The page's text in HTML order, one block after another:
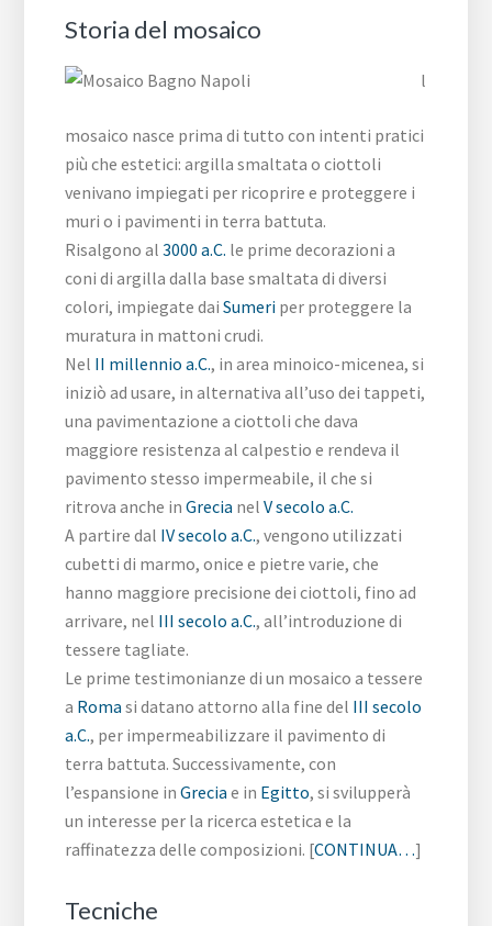
Storia del mosaico
l
mosaico nasce prima di tutto con intenti pratici
più che estetici: argilla smaltata o ciottoli
venivano impiegati per ricoprire e proteggere i
muri o i pavimenti in terra battuta.
Risalgono al3000 a.C. le prime decorazioni a
coni di argilla dalla base smaltata di diversi
colori, impiegate daiSumeri per proteggere la
muratura in mattoni crudi.
Nel II millennio a.C., in area minoico-micenea, si
iniziò ad usare, in alternativa all’uso dei tappeti,
una pavimentazione a ciottoli che dava
maggiore resistenza al calpestio e rendeva il
pavimento stesso impermeabile, il che si
ritrova anche inGrecia nelV secolo a.C.
A partire dal IV secolo a.C., vengono utilizzati
cubetti di marmo, onice e pietre varie, che
hanno maggiore precisione dei ciottoli, fino ad
arrivare, nel III secolo a.C., all’introduzione di
tessere tagliate.
Le prime testimonianze di un mosaico a tessere
a Roma si datano attorno alla fine del III secolo
a.C., per impermeabilizzare il pavimento di
terra battuta. Successivamente, con
l’espansione inGrecia e in Egitto, si svilupperà
un interesse per la ricerca estetica e la
raffinatezza delle composizioni. [CONTINUA…]
Tecniche